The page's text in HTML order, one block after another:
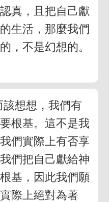
真，且把自己獻
生活，那麼我們
，不是幻想的。
想想，我們有
根基。這不是我
們實際上有否享
們把自己獻給神
基，因此我們願
際上絕對為著